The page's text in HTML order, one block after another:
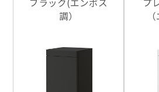
調）